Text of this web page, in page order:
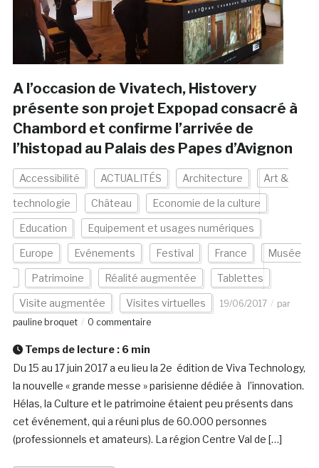
A l’occasion de Vivatech, Histovery
présente son projet Expopad consacré à
Chambord et confirme l’arrivée de
l’histopad au Palais des Papes d’Avignon
Accessibilité ACTUALITÉS Architecture Art &
technologie Château Economie de la culture
Education Equipement et usages numériques
Europe Evénements Festival France Musée
Patrimoine Réalité augmentée Tablettes
Visite augmentée Visites virtuelles 19/06/2017
par
pauline broquet
0 commentaire
Temps de lecture : 6 min
Du 15 au 17 juin 2017 a eu lieu la 2e édition de Viva Technology,
la nouvelle « grande messe » parisienne dédiée à l’innovation.
Hélas, la Culture et le patrimoine étaient peu présents dans
cet événement, qui a réuni plus de 60.000 personnes
(professionnels et amateurs). La région Centre Val de […]